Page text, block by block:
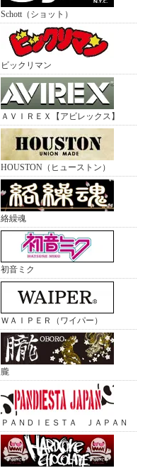
Schott（ショット）
ビックリマン
ＡＶＩＲＥＸ【アビレックス】
HOUSTON（ヒューストン）
絡繰魂
初音ミク
ＷＡＩＰＥＲ（ワイパー）
朧
ＰＡＮＤＩＥＳＴＡ ＪＡＰＡＮ